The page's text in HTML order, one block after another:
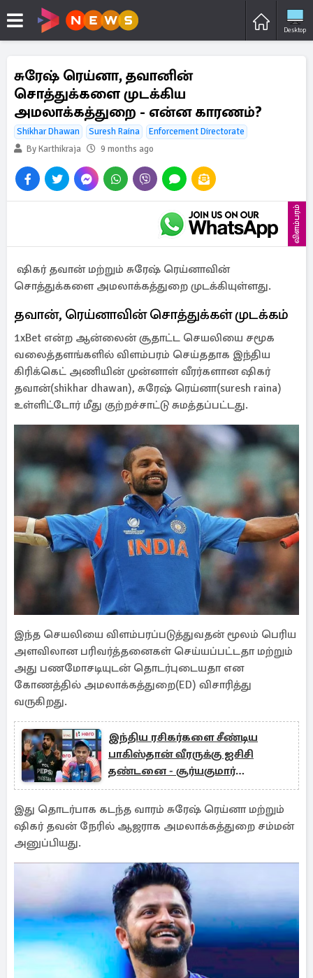
Desktop
சுரேஷ் ரெய்னா, தவானின்
சொத்துக்களை முடக்கிய
அமலாக்கத்துறை - என்ன காரணம்?
Shikhar Dhawan Suresh Raina
Enforcement Directorate
By Karthikraja
9 months ago
விளம்பரம்
ஷிகர் தவான் மற்றும் சுரேஷ் ரெய்னாவின்
சொத்துக்களை அமலாக்கத்துறை முடக்கியுள்ளது.
தவான், ரெய்னாவின் சொத்துக்கள் முடக்கம்
1xBet என்ற ஆன்லைன் சூதாட்ட செயலியை சமூக
வலைத்தளங்களில் விளம்பரம் செய்ததாக இந்திய
கிரிக்கெட் அணியின் முன்னாள் வீரர்களான ஷிகர்
தவான்(shikhar dhawan), சுரேஷ் ரெய்னா(suresh raina)
உள்ளிட்டோர் மீது குற்றச்சாட்டு சுமத்தப்பட்டது.
இந்த செயலியை விளம்பரப்படுத்துவதன் மூலம் பெரிய
அளவிலான பரிவர்த்தனைகள் செய்யப்பட்டதா மற்றும்
அது பணமோசடியுடன் தொடர்புடையதா என
கோணத்தில் அமலாக்கத்துறை(ED) விசாரித்து
வருகிறது.
இந்திய ரசிகர்களை சீண்டிய
பாகிஸ்தான் வீரருக்கு ஐசிசி
தண்டனை - சூர்யகுமார்
யாதவிற்கு அபராதம்
இது தொடர்பாக கடந்த வாரம் சுரேஷ் ரெய்னா மற்றும்
ஷிகர் தவன் நேரில் ஆஜராக அமலாக்கத்துறை சம்மன்
அனுப்பியது.